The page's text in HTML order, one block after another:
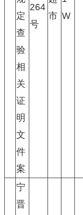
定
查
验
相
关
证
明
文
件
案
264
号
市 W
宁
晋